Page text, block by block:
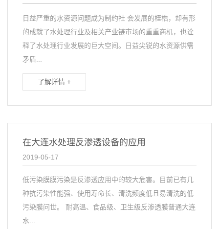
日益严重的水资源问题成为制约社 会发展的桎梏，却有形
的成就了水处理行业及相关产业链市场的重重商机，也诠
释了水处理行业发展的巨大空间。日益尖锐的水资源供需
矛盾...
了解详情 +
在大连水处理反渗透设备的应用
2019-05-17
低污染膜膜污染是反渗透应用中的较大危害。目前已有几
种抗污染性能强、使用寿命长、清洗频度低且易清洗的低
污染膜问世。 耐高温、食品级、卫生级反渗透膜普通大连
水...